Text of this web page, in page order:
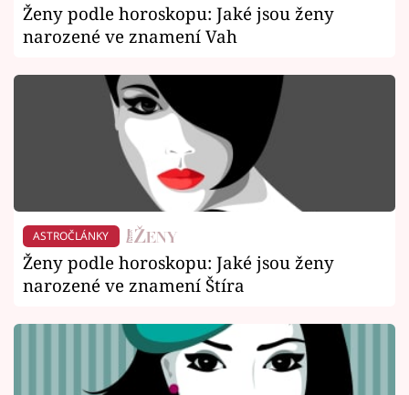
Ženy podle horoskopu: Jaké jsou ženy
narozené ve znamení Vah
ASTROČLÁNKY
Ženy podle horoskopu: Jaké jsou ženy
narozené ve znamení Štíra